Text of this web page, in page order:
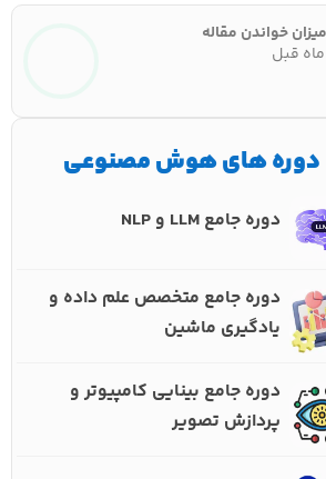
خواندن مقاله
دوره های هوش مصنوعی
دوره جامع LLM و NLP
دوره جامع متخصص علم داده و
یادگیری ماشین
دوره جامع بینایی کامپیوتر و
پردازش تصویر